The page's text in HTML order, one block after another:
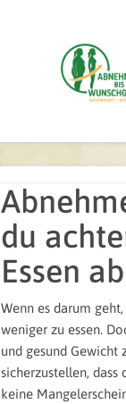
du
Essen
Wenn es darum geht,
weniger zu essen.
und gesund Gewicht
sicherzustellen,
keine